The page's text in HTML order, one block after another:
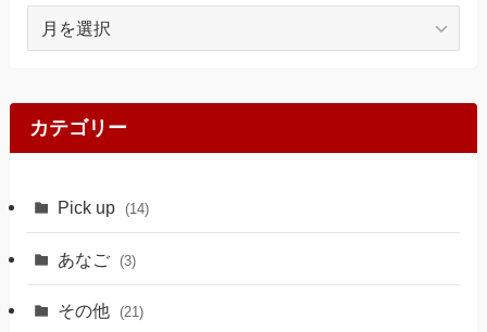
イ
ブ
カテゴリー
Pick up (14)
あなご (3)
その他 (21)